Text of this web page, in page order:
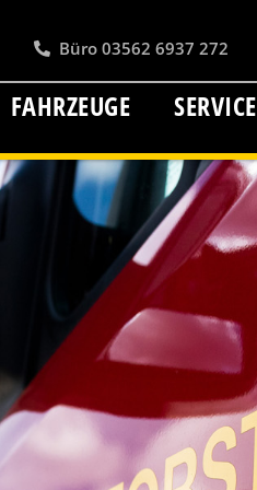
Büro 03562 6937 272
FAHRZEUGE SERVICE